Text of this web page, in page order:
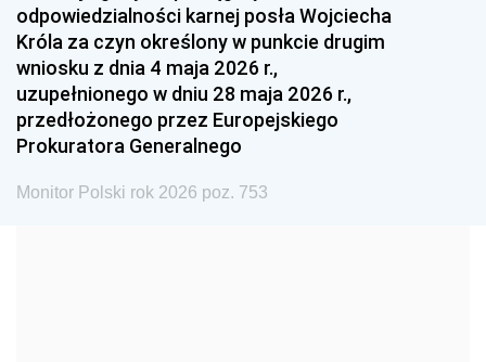
1987 1986 1985
1984 1983
1981 1980 1979
1978 1977
1975 1974
odpowiedzialności karnej posła Wojciecha
Króla za czyn określony w punkcie drugim
wniosku z dnia 4 maja 2026 r.,
uzupełnionego w dniu 28 maja 2026 r.,
przedłożonego przez Europejskiego
Prokuratora Generalnego
Monitor Polski rok 2026 poz. 753